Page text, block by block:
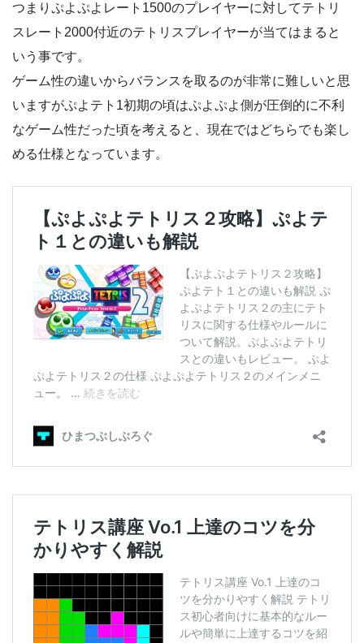
つまりぷよぷよレート1500のプレイヤーに対してテトリ
スレート2000付近のテトリスプレイヤーが当てはまると
いう事です。
ゲーム性の違いからバランスを取るのが非常に難しいと思
いますがぷよテト1初期の頃はぷよぷよ側が圧倒的に不利
なゲーム性だった頃を考えると、現在ではどちらでも楽し
める仕様となっています。